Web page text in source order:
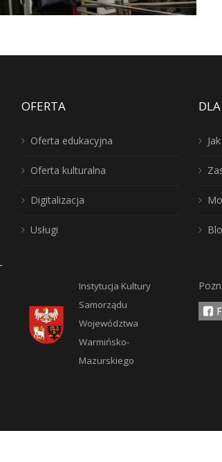
OFERTA
Oferta edukacyjna
Oferta kulturalna
Digitalizacja
Usługi
Instytucja Kultury
Samorządu
Województwa
Warmińsko-
Mazurskiego